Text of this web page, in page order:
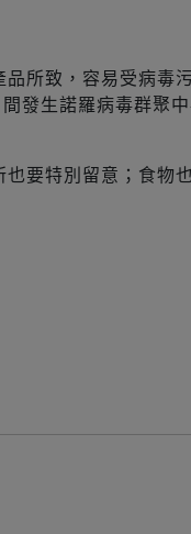
品所致，容易受病毒
發生諾羅病毒群聚
也要特別留意；食物